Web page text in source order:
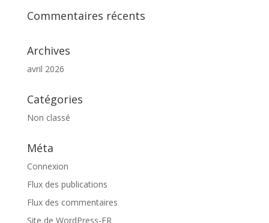
Commentaires récents
Archives
avril 2026
Catégories
Non classé
Méta
Connexion
Flux des publications
Flux des commentaires
Site de WordPress-FR